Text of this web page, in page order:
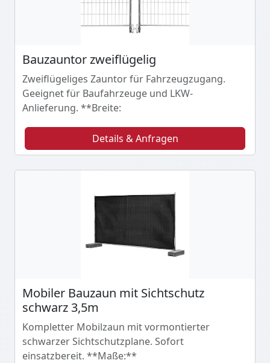
Bauzauntor zweiflügelig
Zweiflügeliges Zauntor für Fahrzeugzugang.
Geeignet für Baufahrzeuge und LKW-
Anlieferung. **Breite:
Details & Anfragen
Mobiler Bauzaun mit Sichtschutz
schwarz 3,5m
Kompletter Mobilzaun mit vormontierter
schwarzer Sichtschutzplane. Sofort
einsatzbereit. **Maße:**